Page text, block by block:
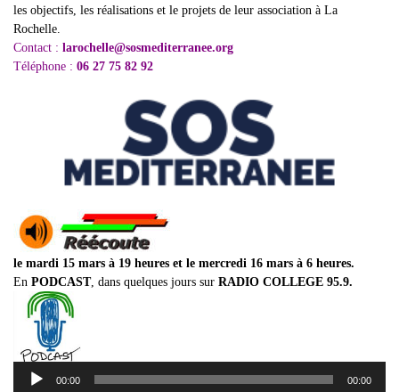
les objectifs, les réalisations et le projets de leur association à La
Rochelle.
Contact : larochelle@sosmediterranee.org
Téléphone : 06 27 75 82 92
le mardi 15 mars à 19 heures et le mercredi 16 mars à 6 heures.
En PODCAST, dans quelques jours sur RADIO COLLEGE 95.9.
Lecteur
audio
00:00 00:00